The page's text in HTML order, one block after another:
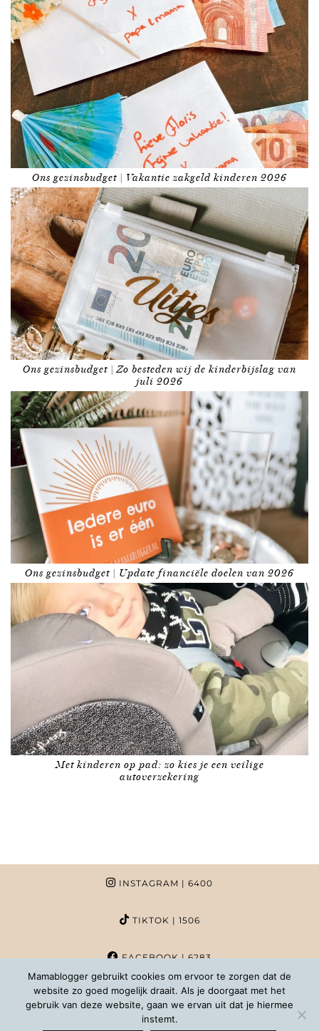
Ons gezinsbudget | Vakantie zakgeld kinderen 2026
Ons gezinsbudget | Zo besteden wij de kinderbijslag van
juli 2026
Ons gezinsbudget | Update financiële doelen van 2026
Met kinderen op pad: zo kies je een veilige
autoverzekering
INSTAGRAM | 6400
TIKTOK | 1506
FACEBOOK| 6283
PINTEREST | 1020
Mamablogger gebruikt cookies om ervoor te zorgen dat de
website zo goed mogelijk draait. Als je doorgaat met het
gebruik van deze website, gaan we ervan uit dat je hiermee
instemt.